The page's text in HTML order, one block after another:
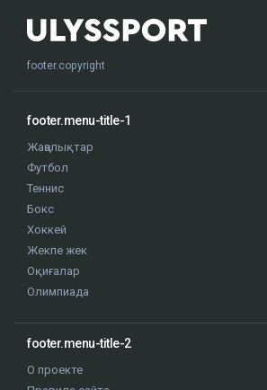
footer.copyright
footer.menu-title-1
Жаңалықтар
Футбол
Теннис
Бокс
Хоккей
Жекпе жек
Оқиғалар
Олимпиада
footer.menu-title-2
О проекте